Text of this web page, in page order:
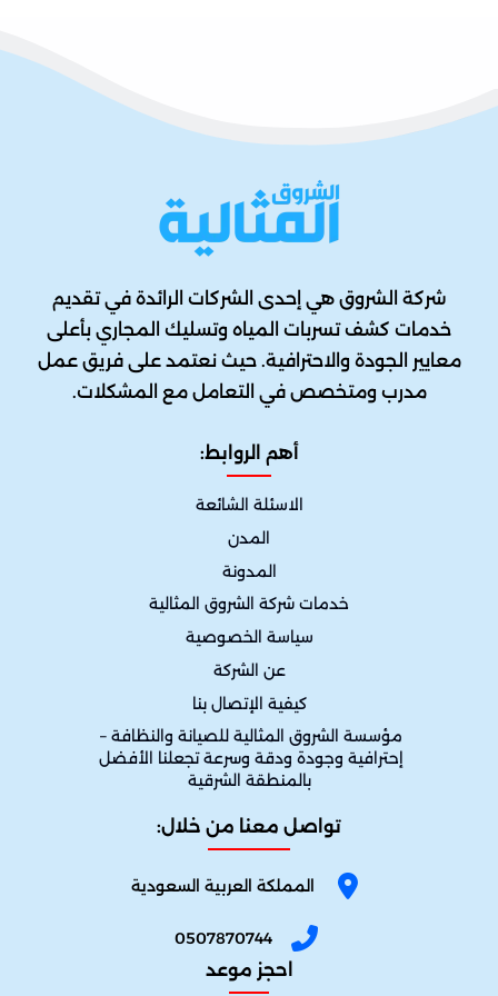
شركة الشروق هي إحدى الشركات الرائدة في تقديم
خدمات كشف تسربات المياه وتسليك المجاري بأعلى
معايير الجودة والاحترافية. حيث نعتمد على فريق عمل
مدرب ومتخصص في التعامل مع المشكلات.
أهم الروابط:
الاسئلة الشائعة
المدن
المدونة
خدمات شركة الشروق المثالية
سياسة الخصوصية
عن الشركة
كيفية الإتصال بنا
بالمنطقة الشرقية
تواصل معنا من خلال:
المملكة العربية السعودية
0507870744
احجز موعد